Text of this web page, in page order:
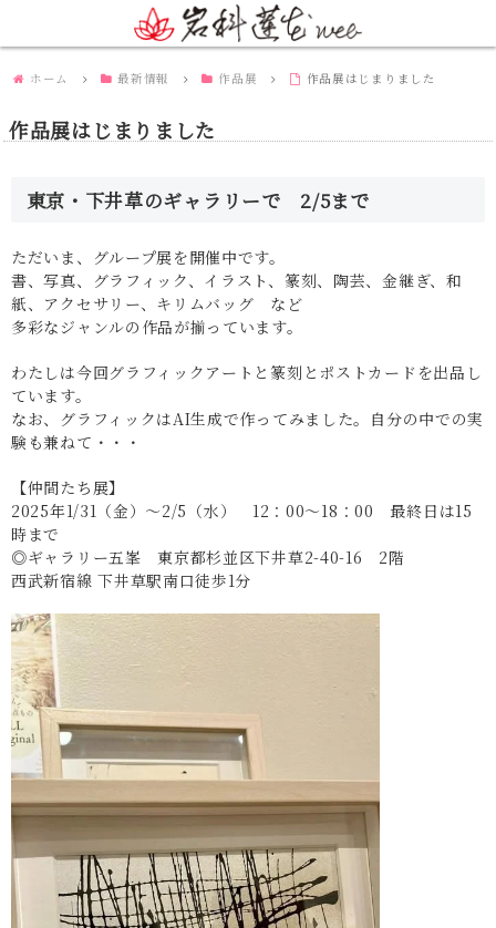
ホーム 最新情報 作品展 作品展はじまりました
作品展はじまりました
東京・下井草のギャラリーで 2/5まで
ただいま、グループ展を開催中です。
書、写真、グラフィック、イラスト、篆刻、陶芸、金継ぎ、和
紙、アクセサリー、キリムバッグ など
多彩なジャンルの作品が揃っています。
わたしは今回グラフィックアートと篆刻とポストカードを出品し
ています。
なお、グラフィックはAI生成で作ってみました。自分の中での実
験も兼ねて・・・
【仲間たち展】
2025年1/31（金）～2/5（水） 12：00～18：00 最終日は15
時まで
◎ギャラリー五峯 東京都杉並区下井草2-40-16 2階
西武新宿線 下井草駅南口徒歩1分